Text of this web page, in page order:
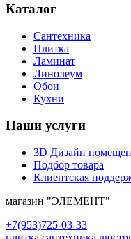
Каталог
Сантехника
Плитка
Ламинат
Линолеум
Обои
Кухни
Наши услуги
3D Дизайн
Подбор товара
Клиентская
магазин "ЭЛЕМЕНТ"
+7(953)725-03-33